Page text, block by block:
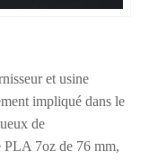
et usine
impliqué dans le
de
PLA 7oz de 76 mm,